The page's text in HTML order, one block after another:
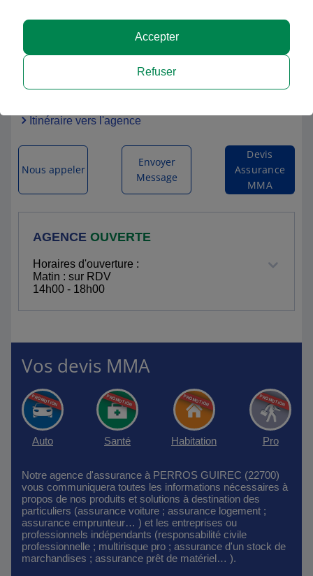
MMA à PERROS GUIREC.
13/15 RUE DES SEPT ILES
Itinéraire vers l'agence
AGENCE OUVERTE
Horaires d'ouverture :
Matin : sur RDV
14h00 - 18h00
Nous appeler
Envoyer
Message
Devis
Assurance
MMA
Vos devis MMA
Auto Santé Habitation Pro
Notre agence d'assurance à PERROS GUIREC (22700)
vous communiquera toutes les informations nécessaires à
propos de nos produits et solutions à destination des
particuliers (assurance voiture ; assurance logement ;
assurance emprunteur… ) et les entreprises ou
professionnels indépendants (responsabilité civile
professionnelle ; multirisque pro ; assurance d'un stock de
marchandises ; assurance prêt de matériel… ).
Refuser
Accepter